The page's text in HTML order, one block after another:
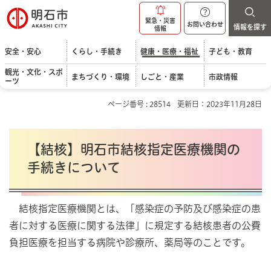
明石市
緊急・災害
情報
お問い合わせ 情報を探す
安全・安心 くらし・手続き 健康・医療・福祉 子ども・教育
観光・文化・スポ
ーツ
まちづくり・環境 しごと・産業 市政情報
ページ番号 : 28514 更新日：2023年11月28日
【結核】明石市結核指定医療機関の
手続きについて
結核指定医療機関とは、「感染症の予防及び感染症の患
者に対する医療に関する法律」に規定する結核患者の公費
負担医療を担当する病院や診療所、薬局等のことです。